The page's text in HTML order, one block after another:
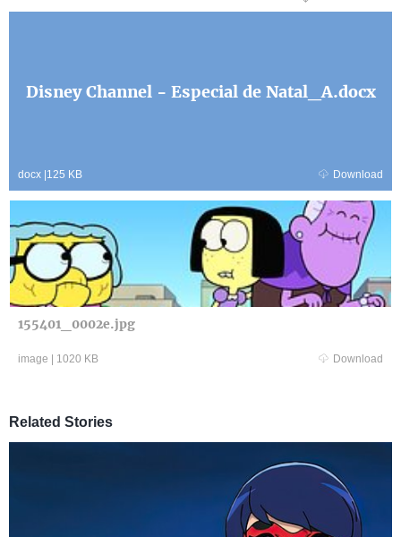
Disney Channel - Especial de Natal_A.docx
docx |125 KB Download
155401_0002e.jpg
image | 1020 KB Download
Related Stories